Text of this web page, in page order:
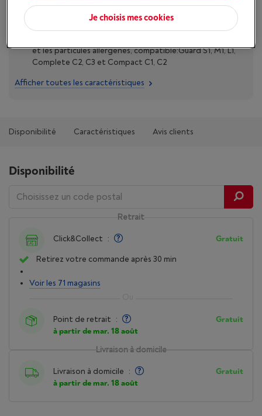
Atouts
et les particules allergènes, compatible:Guard S1, M1, L1,
Complete C2, C3 et Compact C1, C2
Afficher toutes les caractéristiques
Disponibilité Caractéristiques Avis clients
Disponibilité
Livraison à domicile
Livraison à domicile :
à partir de mar. 18 août
Gratuit
Retrait
Click&Collect : Gratuit
Retirez votre commande après 30 min
Voir les 71 magasins
Point de retrait :
à partir de mar. 18 août
Gratuit
Je choisis mes cookies